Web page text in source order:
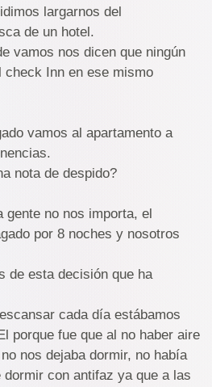
largarnos del
de un hotel.
vamos nos dicen que ningún
check Inn en ese mismo
vamos al apartamento a
nota de despido?
gente no nos importa, el
por 8 noches y nosotros
de esta decisión que ha
cada día estábamos
porque fue que al no haber aire
nos dejaba dormir, no había
con antifaz ya que a las